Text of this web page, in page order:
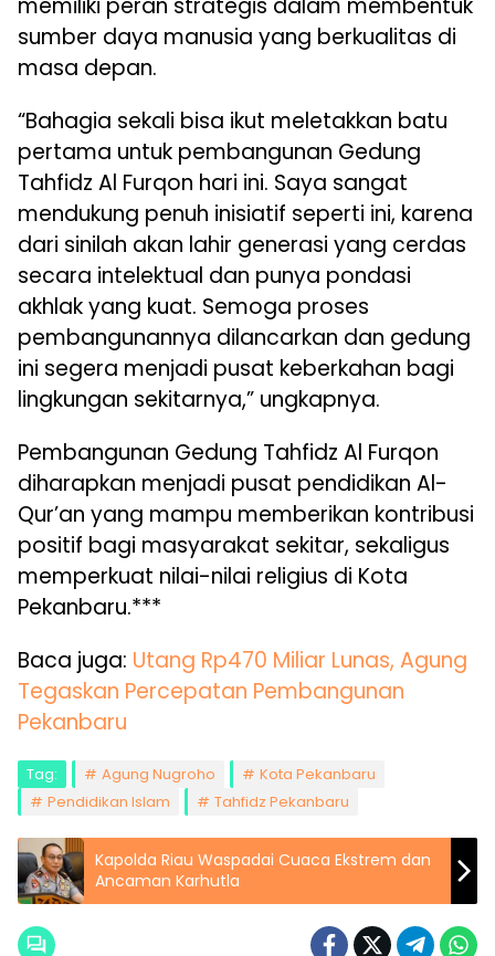
memiliki peran strategis dalam membentuk
sumber daya manusia yang berkualitas di
masa depan.
“Bahagia sekali bisa ikut meletakkan batu
pertama untuk pembangunan Gedung
Tahfidz Al Furqon hari ini. Saya sangat
mendukung penuh inisiatif seperti ini, karena
dari sinilah akan lahir generasi yang cerdas
secara intelektual dan punya pondasi
akhlak yang kuat. Semoga proses
pembangunannya dilancarkan dan gedung
ini segera menjadi pusat keberkahan bagi
lingkungan sekitarnya,” ungkapnya.
Pembangunan Gedung Tahfidz Al Furqon
diharapkan menjadi pusat pendidikan Al-
Qur’an yang mampu memberikan kontribusi
positif bagi masyarakat sekitar, sekaligus
memperkuat nilai-nilai religius di Kota
Pekanbaru.***
Baca juga: Utang Rp470 Miliar Lunas, Agung
Tegaskan Percepatan Pembangunan
Pekanbaru
Tag: Agung Nugroho
Kota Pekanbaru
Pendidikan Islam
Tahfidz Pekanbaru
Kapolda Riau Waspadai Cuaca Ekstrem dan
Ancaman Karhutla